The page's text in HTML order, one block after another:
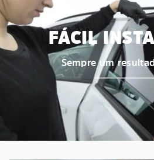
FÁCIL
Sempre um